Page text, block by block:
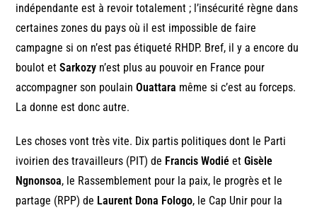
indépendante est à revoir totalement ; l’insécurité règne dans
certaines zones du pays où il est impossible de faire
campagne si on n’est pas étiqueté RHDP. Bref, il y a encore du
boulot etSarkozy n’est plus au pouvoir en France pour
accompagner son poulainOuattara même si c’est au forceps.
La donne est donc autre.
Les choses vont très vite. Dix partis politiques dont le Parti
ivoirien des travailleurs (PIT) de Francis Wodié etGisèle
Ngnonsoa, le Rassemblement pour la paix, le progrès et le
partage (RPP) de Laurent Dona Fologo, le Cap Unir pour la